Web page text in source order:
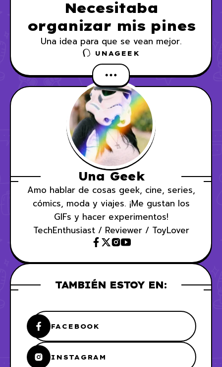
Necesitaba
organizar mis pines
Una idea para que se vean mejor.
UNAGEEK
Una Geek
Amo hablar de cosas geek, cine, series,
cómics, moda y viajes. ¡Me gustan los
GIFs y hacer experimentos!
TechEnthusiast / Reviewer / ToyLover
TAMBIÉN ESTOY EN:
FACEBOOK
INSTAGRAM